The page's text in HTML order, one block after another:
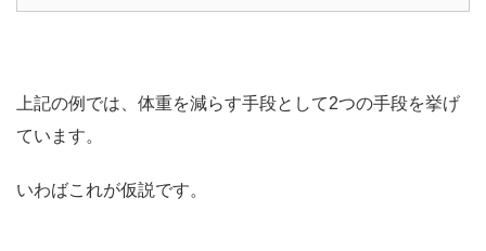
上記の例では、体重を減らす手段として2つの手段を挙げ
ています。
いわばこれが仮説です。